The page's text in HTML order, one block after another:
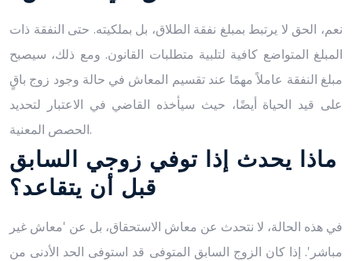
نعم، الحق لا يرتبط بمبلغ نفقة الطلاق، بل بملكيته. حتى النفقة ذات
المبلغ المتواضع كافية لتلبية متطلبات القانون. ومع ذلك، سيصبح
مبلغ النفقة عاملاً مهمًا عند تقسيم المعاش في حالة وجود زوج باقٍ
على قيد الحياة أيضًا، حيث سيأخذه القاضي في الاعتبار لتحديد
الحصص المعنية.
ماذا يحدث إذا توفي زوجي السابق
قبل أن يتقاعد؟
في هذه الحالة، لا نتحدث عن معاش الاستحقاق، بل عن 'معاش غير
مباشر'. إذا كان الزوج السابق المتوفى قد استوفى الحد الأدنى من